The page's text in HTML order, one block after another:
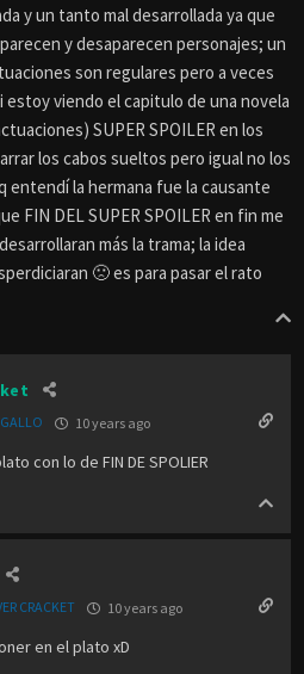
y un tanto mal desarrollada ya que
y desaparecen personajes; un
son regulares pero a veces
viendo el capitulo de una novela
SUPER SPOILER en los
los cabos sueltos pero igual no los
entendí la hermana fue la causante
FIN DEL SUPER SPOILER en fin me
más la trama; la idea
🙁 es para pasar el rato
10 years ago
con lo de FIN DE SPOLIER
CRACKET 10 years ago
en el plato xD